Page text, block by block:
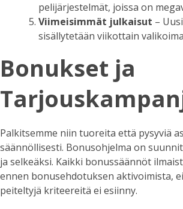
pelijärjestelmät, joissa on
Viimeisimmät julkaisut –
sisällytetään viikottain
Bonukset ja
Palkitsemme niin tuoreita että pysyviä
säännöllisesti. Bonusohjelma on
ja selkeäksi. Kaikki bonussäännöt
ennen bonusehdotuksen aktivoimista,
peiteltyjä kriteereitä ei esiinny.